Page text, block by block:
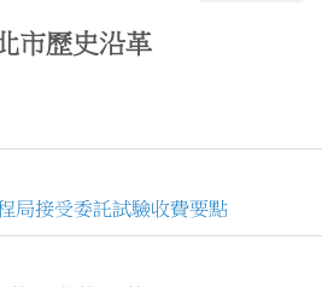
市歷史沿革
局接受委託試驗收費要點